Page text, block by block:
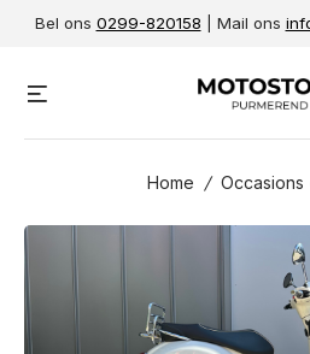
Skip
content
Bel ons 0299-820158 | Mail ons
Home /